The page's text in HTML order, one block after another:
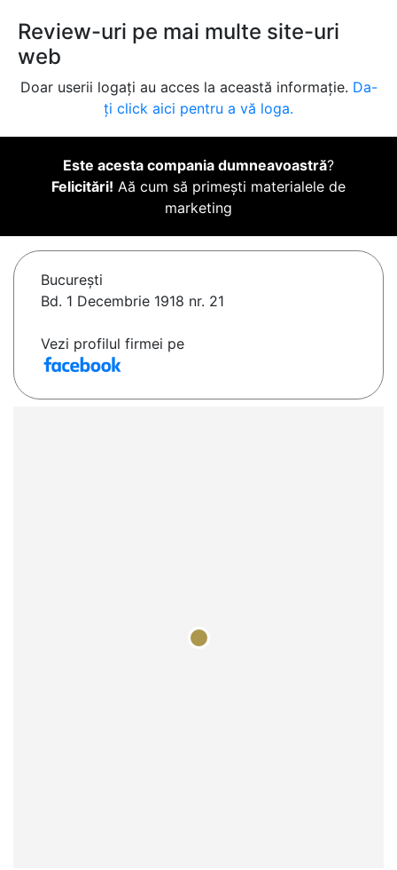
Review-uri pe mai multe site-uri
web
Doar userii logați au acces la această informație. Da-
ți click aici pentru a vă loga.
Este acesta compania dumneavoastră?
Felicitări! Aă cum să primești materialele de
marketing
Bucureşti
Bd. 1 Decembrie 1918 nr. 21
Vezi profilul firmei pe